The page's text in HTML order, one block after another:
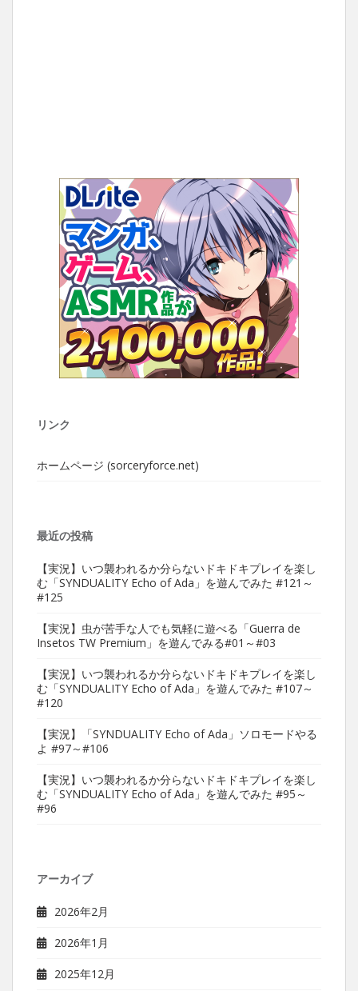
リンク
ホームページ (sorceryforce.net)
最近の投稿
【実況】いつ襲われるか分らないドキドキプレイを楽し
む「SYNDUALITY Echo of Ada」を遊んでみた #121～
#125
【実況】虫が苦手な人でも気軽に遊べる「Guerra de
Insetos TW Premium」を遊んでみる#01～#03
【実況】いつ襲われるか分らないドキドキプレイを楽し
む「SYNDUALITY Echo of Ada」を遊んでみた #107～
#120
【実況】「SYNDUALITY Echo of Ada」ソロモードやる
よ #97～#106
【実況】いつ襲われるか分らないドキドキプレイを楽し
む「SYNDUALITY Echo of Ada」を遊んでみた #95～
#96
アーカイブ
2026年2月
2026年1月
2025年12月